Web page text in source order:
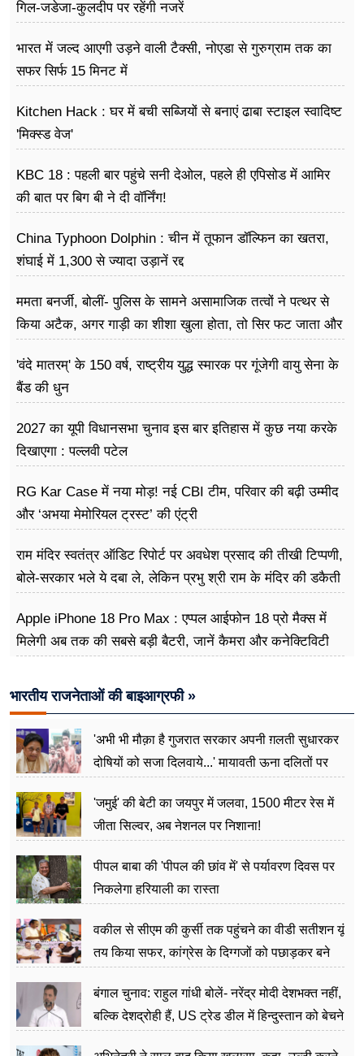
गिल-जडेजा-कुलदीप पर रहेंगी नजरें
भारत में जल्द आएगी उड़ने वाली टैक्सी, नोएडा से गुरुग्राम तक का
सफर सिर्फ 15 मिनट में
Kitchen Hack : घर में बची सब्जियों से बनाएं ढाबा स्टाइल स्वादिष्ट
'मिक्स्ड वेज'
KBC 18 : पहली बार पहुंचे सनी देओल, पहले ही एपिसोड में आमिर
की बात पर बिग बी ने दी वॉर्निंग!
China Typhoon Dolphin : चीन में तूफान डॉल्फिन का खतरा,
शंघाई में 1,300 से ज्यादा उड़ानें रद्द
ममता बनर्जी, बोलीं- पुलिस के सामने असामाजिक तत्वों ने पत्थर से
किया अटैक, अगर गाड़ी का शीशा खुला होता, तो सिर फट जाता और
'वंदे मातरम्' के 150 वर्ष, राष्ट्रीय युद्ध स्मारक पर गूंजेगी वायु सेना के
बैंड की धुन
2027 का यूपी विधानसभा चुनाव इस बार इतिहास में कुछ नया करके
दिखाएगा : पल्लवी पटेल
RG Kar Case में नया मोड़! नई CBI टीम, परिवार की बढ़ी उम्मीद
और ‘अभया मेमोरियल ट्रस्ट’ की एंट्री
राम मंदिर स्वतंत्र ऑडिट रिपोर्ट पर अवधेश प्रसाद की तीखी टिप्पणी,
बोले-सरकार भले ये दबा ले, लेकिन प्रभु श्री राम के मंदिर की डकैती
Apple iPhone 18 Pro Max : एप्पल आईफोन 18 प्रो मैक्स में
मिलेगी अब तक की सबसे बड़ी बैटरी, जानें कैमरा और कनेक्टिविटी
भारतीय राजनेताओं की बाइआग्रफी »
'अभी भी मौक़ा है गुजरात सरकार अपनी ग़लती सुधारकर
दोषियों को सजा दिलवाये...' मायावती ऊना दलितों पर
'जमुई' की बेटी का जयपुर में जलवा, 1500 मीटर रेस में
जीता सिल्वर, अब नेशनल पर निशाना!
पीपल बाबा की 'पीपल की छांव में' से पर्यावरण दिवस पर
निकलेगा हरियाली का रास्ता
वकील से सीएम की कुर्सी तक पहुंचने का वीडी सतीशन यूं
तय किया सफर, कांग्रेस के दिग्गजों को पछाड़कर बने
बंगाल चुनाव: राहुल गांधी बोलें- नरेंद्र मोदी देशभक्त नहीं,
बल्कि देशद्रोही हैं, US ट्रेड डील में हिन्दुस्तान को बेचने